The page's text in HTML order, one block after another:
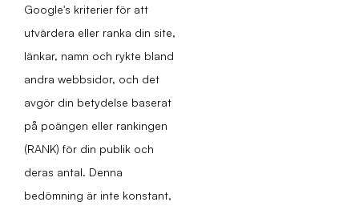
Google's kriterier för att
utvärdera eller ranka din site,
länkar, namn och rykte bland
andra webbsidor, och det
avgör din betydelse baserat
på poängen eller rankingen
(RANK) för din publik och
deras antal. Denna
bedömning är inte konstant,